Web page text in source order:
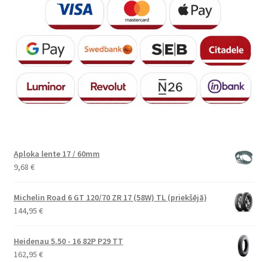
Aploka lente 17 / 60mm
9,68 €
Michelin Road 6 GT 120/70 ZR 17 (58W) TL (priekšējā)
144,95 €
Heidenau 5.50 - 16 82P P29 TT
162,95 €